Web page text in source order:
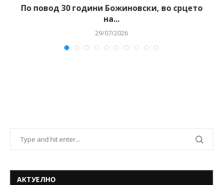
По повод 30 години Божиновски, во срцето
на...
29/07/2026
АКТУЕЛНО